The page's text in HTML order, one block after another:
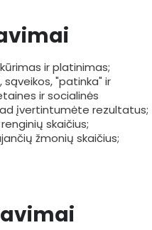
ir platinimas;
"patinka" ir
ir socialinės
įvertintumėte rezultatus;
skaičius;
žmonių skaičius;